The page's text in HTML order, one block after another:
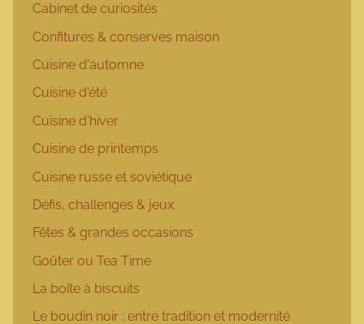
Cabinet de curiosités
Confitures & conserves maison
Cuisine d'automne
Cuisine d'été
Cuisine d'hiver
Cuisine de printemps
Cuisine russe et soviétique
Défis, challenges & jeux
Fêtes & grandes occasions
Goûter ou Tea Time
La boîte à biscuits
Le boudin noir : entre tradition et modernité